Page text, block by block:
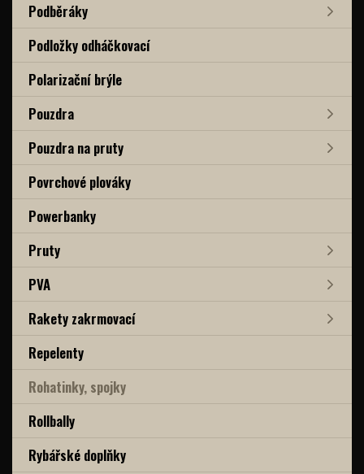
Podběráky
Podložky odháčkovací
Polarizační brýle
Pouzdra
Pouzdra na pruty
Povrchové plováky
Powerbanky
Pruty
PVA
Rakety zakrmovací
Repelenty
Rohatinky, spojky
Rollbally
Rybářské doplňky